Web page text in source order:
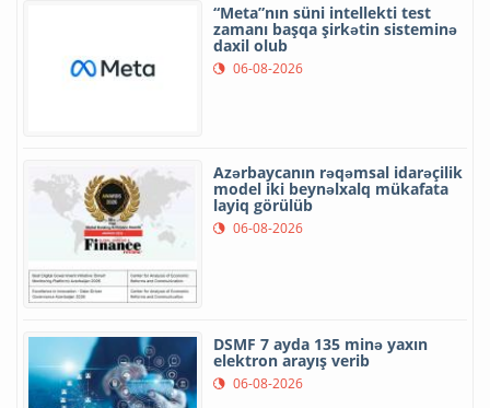
“Meta”nın süni intellekti test
zamanı başqa şirkətin sisteminə
daxil olub
06-08-2026
Azərbaycanın rəqəmsal idarəçilik
model iki beynəlxalq mükafata
layiq görülüb
06-08-2026
DSMF 7 ayda 135 minə yaxın
elektron arayış verib
06-08-2026